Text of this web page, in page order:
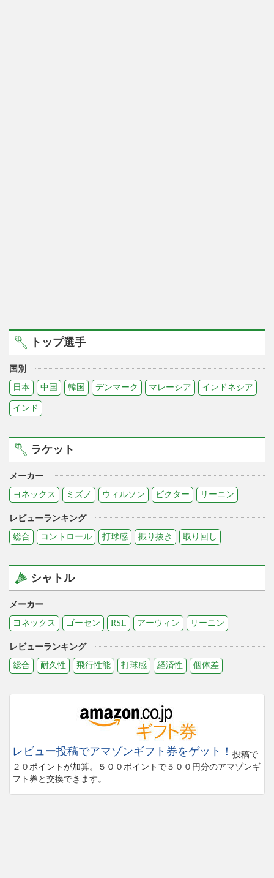
トップ選手
国別
日本
中国 韓国 デンマーク マレーシア インドネシア
インド
ラケット
メーカー
ヨネックス
ミズノ ウィルソン ビクター リーニン
レビューランキング
総合
コントロール 打球感 振り抜き 取り回し
シャトル
メーカー
ヨネックス
ゴーセン RSL アーウィン リーニン
レビューランキング
総合
耐久性 飛行性能 打球感 経済性 個体差
レビュー投稿でアマゾンギフト券をゲット！ 投稿で
２０ポイントが加算。５００ポイントで５００円分のアマゾンギ
フト券と交換できます。